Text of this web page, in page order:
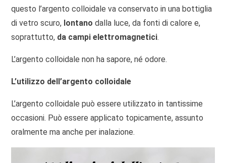
questo l’argento colloidale va conservato in una bottiglia
di vetro scuro, lontanodalla luce, da fonti di calore e,
soprattutto, da campi elettromagnetici.
L’argento colloidale non ha sapore, né odore.
L’utilizzo dell’argento colloidale
L’argento colloidale può essere utilizzato in tantissime
occasioni. Può essere applicato topicamente, assunto
oralmente ma anche per inalazione.